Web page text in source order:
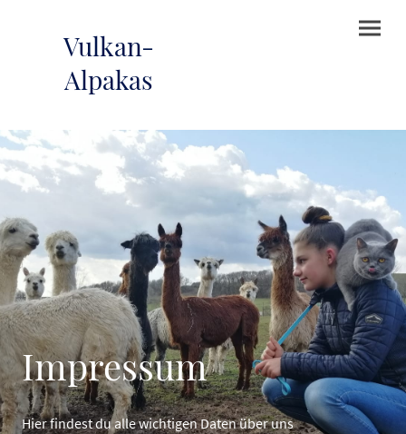
Vulkan-
Alpakas
Impressum
Hier findest du alle wichtigen Daten über uns